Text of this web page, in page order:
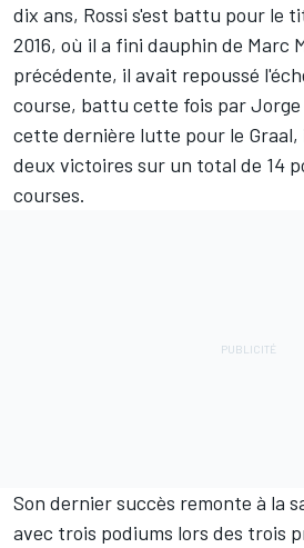
dix ans, Rossi s'est battu pour le
2016, où il a fini dauphin de Marc
précédente, il avait repoussé
course, battu cette fois par Jorge
cette dernière lutte pour le Graal,
deux victoires sur un total de 14
courses.
Son dernier succès remonte à la
avec trois podiums lors des trois